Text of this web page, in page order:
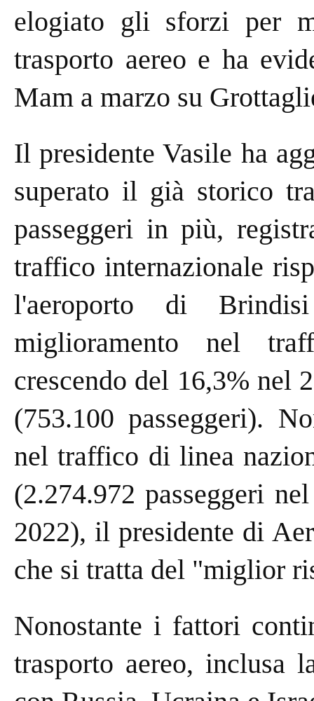
elogiato gli sforzi per
trasporto aereo e ha
Mam a marzo su
Il presidente Vasile ha
superato il già storico
passeggeri in più,
traffico internazionale
l'aeroporto di
miglioramento nel
crescendo del 16,3% nel
(753.100 passeggeri).
nel traffico di linea
(2.274.972 passeggeri
2022), il presidente di
che si tratta del "miglior
Nonostante i fattori
trasporto aereo, inclusa